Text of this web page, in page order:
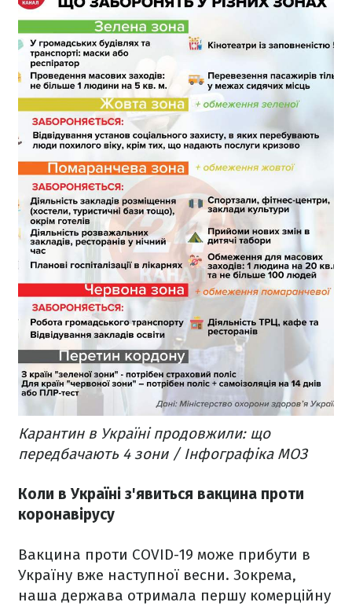
Карантин в Україні продовжили: що
передбачають 4 зони / Інфографіка МОЗ
Коли в Україні з'явиться вакцина проти
коронавірусу
Вакцина проти COVID-19 може прибути в
Україну вже наступної весни. Зокрема,
наша держава отримала першу комерційну